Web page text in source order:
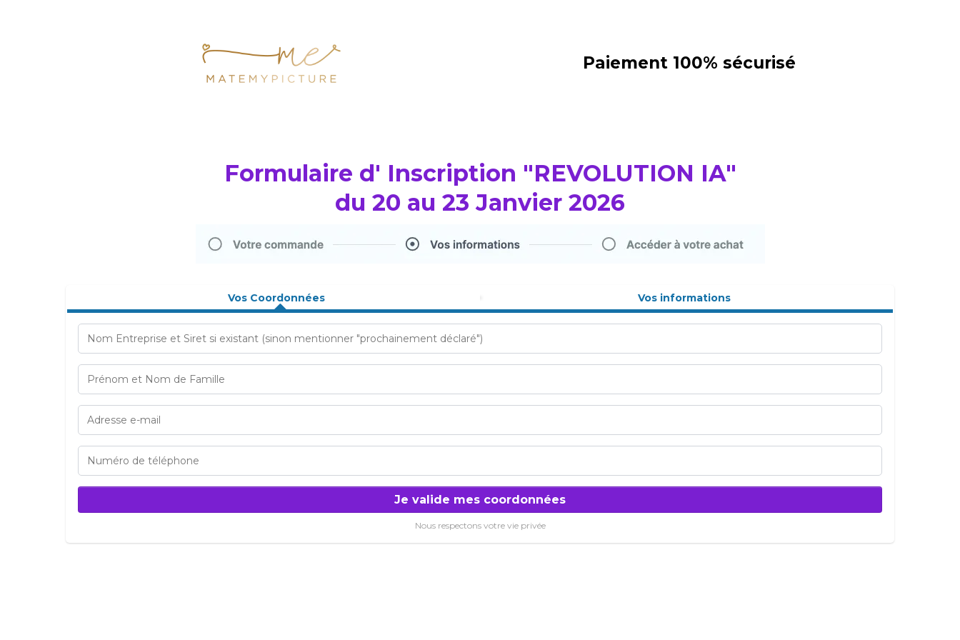
Paiement 100% sécurisé
Formulaire d' Inscription "REVOLUTION IA"
du 20 au 23 Janvier 2026
Vos Coordonnées Vos informations
Je valide mes coordonnées
Nous respectons votre vie privée